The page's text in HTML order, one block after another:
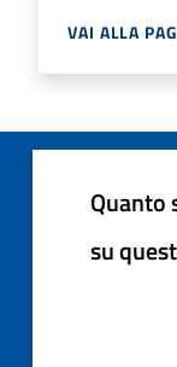
VAI ALLA
Quanto
su